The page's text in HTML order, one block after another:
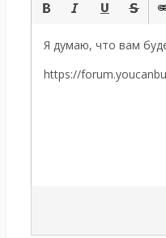
Я думаю, что вам
https://